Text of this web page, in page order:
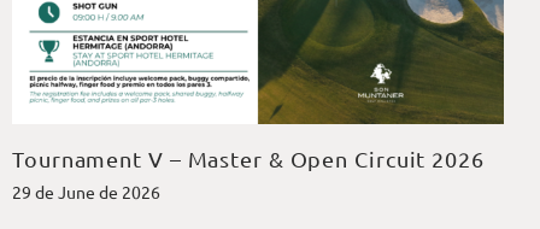
Tournament V – Master & Open Circuit 2026
29 de June de 2026